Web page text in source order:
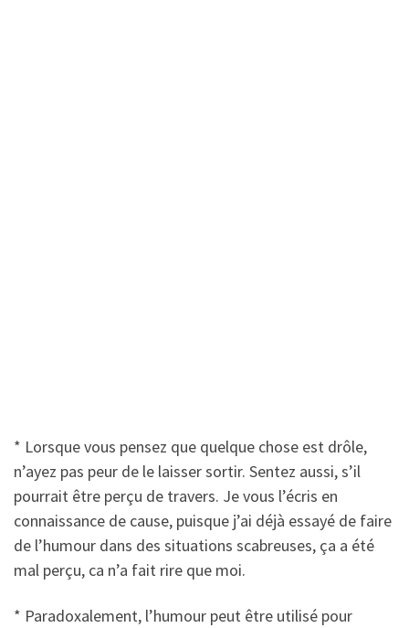
* Lorsque vous pensez que quelque chose est drôle,
n’ayez pas peur de le laisser sortir. Sentez aussi, s’il
pourrait être perçu de travers. Je vous l’écris en
connaissance de cause, puisque j’ai déjà essayé de faire
de l’humour dans des situations scabreuses, ça a été
mal perçu, ca n’a fait rire que moi.
* Paradoxalement, l’humour peut être utilisé pour